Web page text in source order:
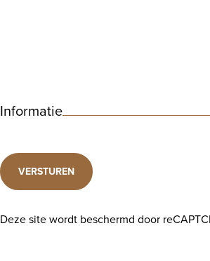
Informatie
VERSTUREN
Deze site wordt beschermd door